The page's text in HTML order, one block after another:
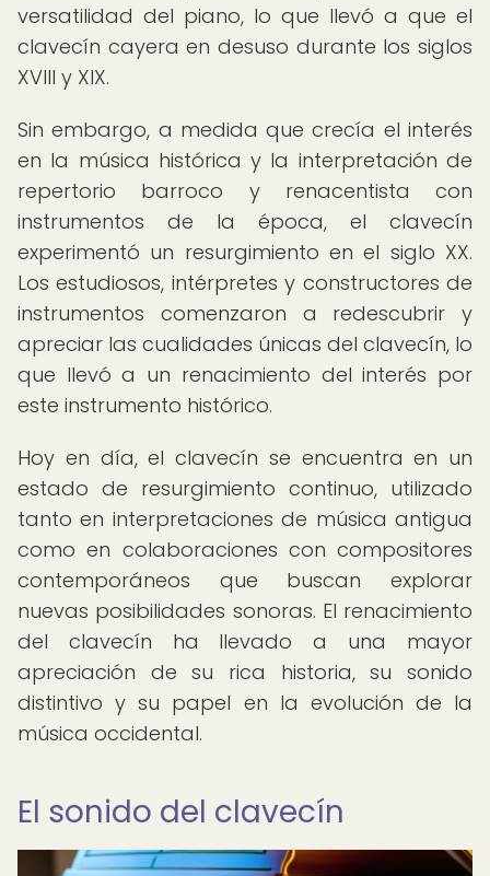
versatilidad del piano, lo que llevó a que el
clavecín cayera en desuso durante los siglos
XVIII y XIX.
Sin embargo, a medida que crecía el interés
en la música histórica y la interpretación de
repertorio barroco y renacentista con
instrumentos de la época, el clavecín
experimentó un resurgimiento en el siglo XX.
Los estudiosos, intérpretes y constructores de
instrumentos comenzaron a redescubrir y
apreciar las cualidades únicas del clavecín, lo
que llevó a un renacimiento del interés por
este instrumento histórico.
Hoy en día, el clavecín se encuentra en un
estado de resurgimiento continuo, utilizado
tanto en interpretaciones de música antigua
como en colaboraciones con compositores
contemporáneos que buscan explorar
nuevas posibilidades sonoras. El renacimiento
del clavecín ha llevado a una mayor
apreciación de su rica historia, su sonido
distintivo y su papel en la evolución de la
música occidental.
El sonido del clavecín